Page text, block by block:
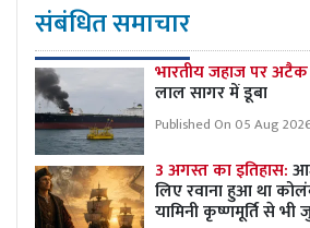
संबंधित समाचार
भारतीय जहाज पर
लाल सागर में डूबा
Published On 05 Aug
3 अगस्त का इतिहास:
लिए रवाना हुआ था
यामिनी कृष्णमूर्ति से भी